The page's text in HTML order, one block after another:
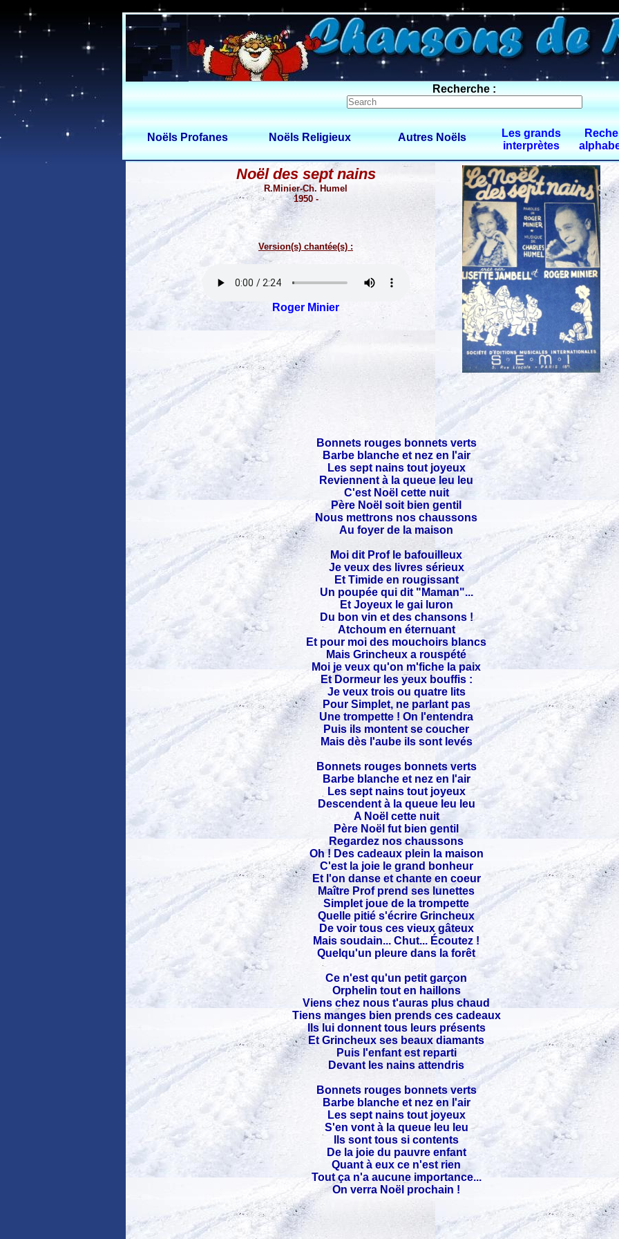
0 $limitbot 1 $limittot 2
Recherche :
Noëls Profanes Noëls Religieux Autres Noëls
Les grands
interprètes
Noël des sept nains
R.Minier-Ch. Humel
1950 -
Version(s) chantée(s) :
Roger Minier
Bonnets rouges bonnets verts
Barbe blanche et nez en l'air
Les sept nains tout joyeux
Reviennent à la queue leu leu
C'est Noël cette nuit
Père Noël soit bien gentil
Nous mettrons nos chaussons
Au foyer de la maison
Moi dit Prof le bafouilleux
Je veux des livres sérieux
Et Timide en rougissant
Un poupée qui dit "Maman"...
Et Joyeux le gai luron
Du bon vin et des chansons !
Atchoum en éternuant
Et pour moi des mouchoirs blancs
Mais Grincheux a rouspété
Moi je veux qu'on m'fiche la paix
Et Dormeur les yeux bouffis :
Je veux trois ou quatre lits
Pour Simplet, ne parlant pas
Une trompette ! On l'entendra
Puis ils montent se coucher
Mais dès l'aube ils sont levés
Bonnets rouges bonnets verts
Barbe blanche et nez en l'air
Les sept nains tout joyeux
Descendent à la queue leu leu
A Noël cette nuit
Père Noël fut bien gentil
Regardez nos chaussons
Oh ! Des cadeaux plein la maison
C'est la joie le grand bonheur
Et l'on danse et chante en coeur
Maître Prof prend ses lunettes
Simplet joue de la trompette
Quelle pitié s'écrire Grincheux
De voir tous ces vieux gâteux
Mais soudain... Chut... Écoutez !
Quelqu'un pleure dans la forêt
Ce n'est qu'un petit garçon
Orphelin tout en haillons
Viens chez nous t'auras plus chaud
Tiens manges bien prends ces cadeaux
Ils lui donnent tous leurs présents
Et Grincheux ses beaux diamants
Puis l'enfant est reparti
Devant les nains attendris
Bonnets rouges bonnets verts
Barbe blanche et nez en l'air
Les sept nains tout joyeux
S'en vont à la queue leu leu
Ils sont tous si contents
De la joie du pauvre enfant
Quant à eux ce n'est rien
Tout ça n'a aucune importance...
On verra Noël prochain !